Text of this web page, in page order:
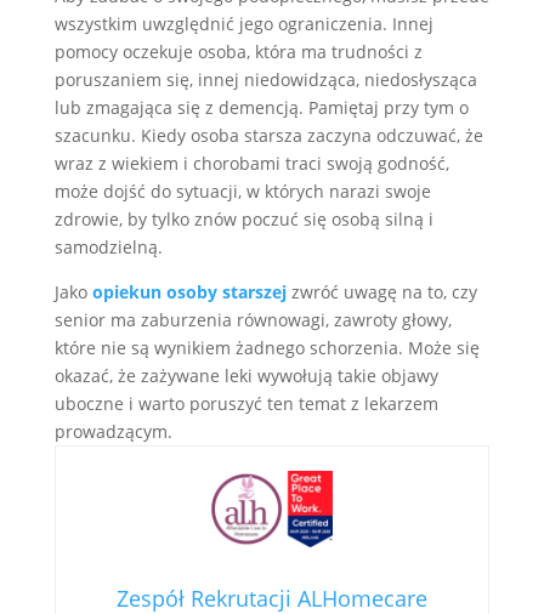
wszystkim uwzględnić jego ograniczenia. Innej
pomocy oczekuje osoba, która ma trudności z
poruszaniem się, innej niedowidząca, niedosłysząca
lub zmagająca się z demencją. Pamiętaj przy tym o
szacunku. Kiedy osoba starsza zaczyna odczuwać, że
wraz z wiekiem i chorobami traci swoją godność,
może dojść do sytuacji, w których narazi swoje
zdrowie, by tylko znów poczuć się osobą silną i
samodzielną.
Jako opiekun osoby starszejzwróć uwagę na to, czy
senior ma zaburzenia równowagi, zawroty głowy,
które nie są wynikiem żadnego schorzenia. Może się
okazać, że zażywane leki wywołują takie objawy
uboczne i warto poruszyć ten temat z lekarzem
prowadzącym.
Zespół Rekrutacji ALHomecare